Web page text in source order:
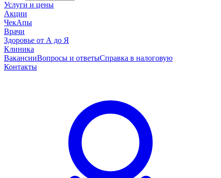
Услуги и цены
Акции
ЧекАпы
Врачи
Здоровье от А до Я
Клиника
ВакансииВопросы и ответыСправка в налоговую
Контакты